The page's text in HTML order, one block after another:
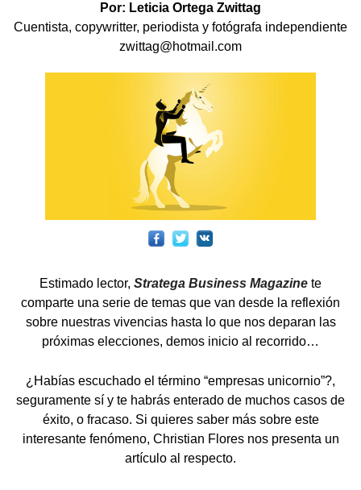
Por: Leticia Ortega Zwittag
Cuentista, copywritter, periodista y fotógrafa independiente
zwittag@hotmail.com
Estimado lector, Stratega Business Magazine te
comparte una serie de temas que van desde la reflexión
sobre nuestras vivencias hasta lo que nos deparan las
próximas elecciones, demos inicio al recorrido…
¿Habías escuchado el término “empresas unicornio”?,
seguramente sí y te habrás enterado de muchos casos de
éxito, o fracaso. Si quieres saber más sobre este
interesante fenómeno, Christian Flores nos presenta un
artículo al respecto.